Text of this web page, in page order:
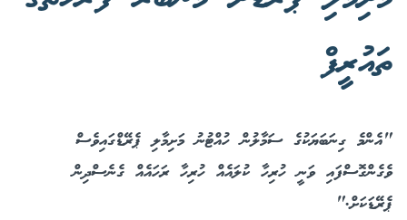
ތައުރީފް
"އެންމެ ގިނަބަޔަކުގެ ސަމާލުން ހުއްޓުނު މަށިމާލި ޕެރޭޑްގައިވެސް
ވެގެންގޮސްފައި ވަނީ ހުރިހާ ކުލައެއް ހުރިހާ ރަހައެއް ގެނެސްދިން
ޕެރޭޑަކަށް."